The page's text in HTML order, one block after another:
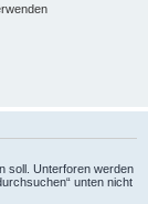
soll. Unterforen werden
unten nicht